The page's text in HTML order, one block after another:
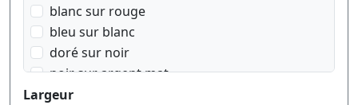
blanc sur rouge
bleu sur blanc
doré sur noir
noir sur argent mat
noir sur blanc
Largeur